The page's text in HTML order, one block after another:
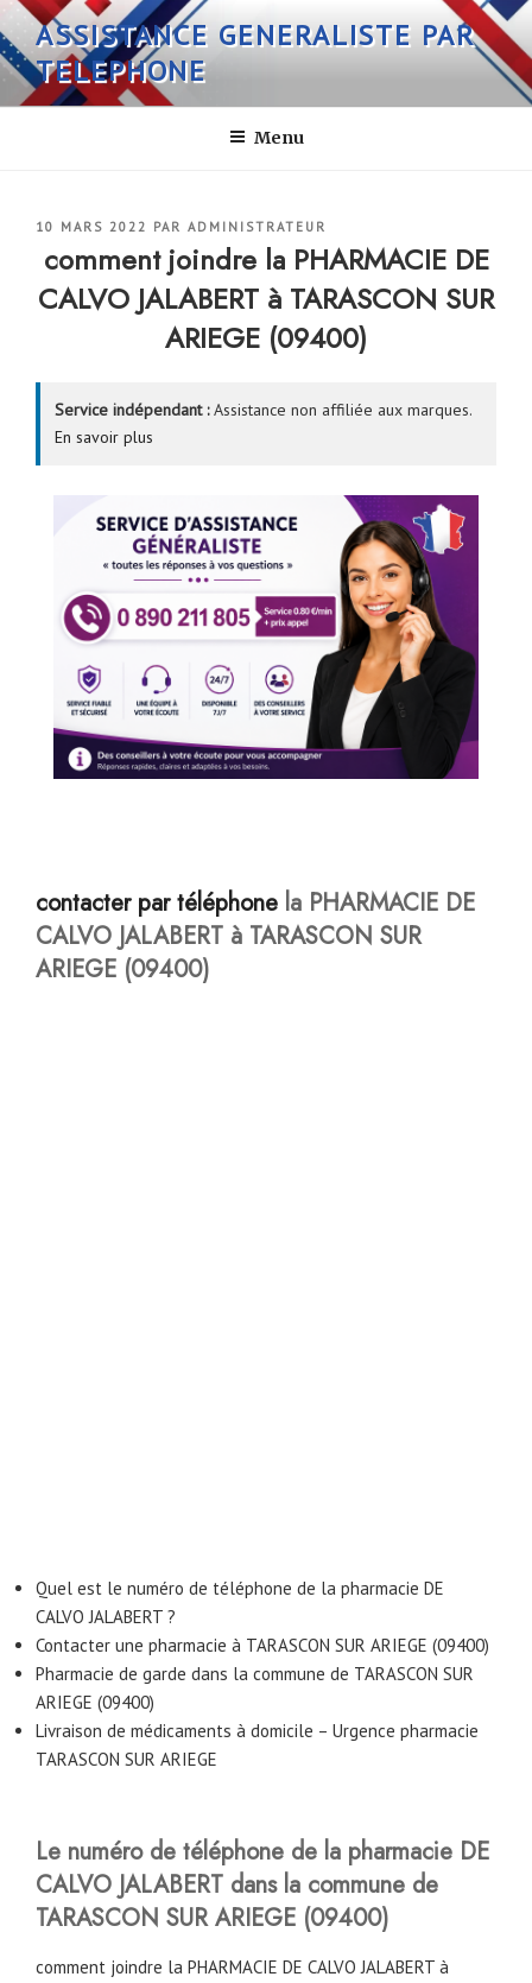
Aller
au
contenu
principal
ASSISTANCE GENERALISTE PAR
TELEPHONE
Menu
PUBLIÉ
10 MARS 2022 PAR ADMINISTRATEUR
comment joindre la PHARMACIE DE
CALVO JALABERT à TARASCON SUR
ARIEGE (09400)
Service indépendant :Assistance non affiliée aux marques.
En savoir plus
contacter par téléphone la PHARMACIE DE
CALVO JALABERT à TARASCON SUR
ARIEGE (09400)
Quel est le numéro de téléphone de la pharmacie DE
CALVO JALABERT ?
Contacter une pharmacie à TARASCON SUR ARIEGE (09400)
Pharmacie de garde dans la commune de TARASCON SUR
ARIEGE (09400)
Livraison de médicaments à domicile – Urgence pharmacie
TARASCON SUR ARIEGE
Le numéro de téléphone de la pharmacie DE
CALVO JALABERT dans la commune de
TARASCON SUR ARIEGE (09400)
comment joindre la PHARMACIE DE CALVO JALABERT à